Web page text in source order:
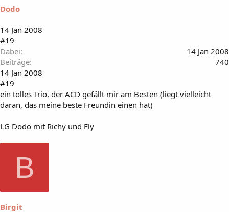
Dodo
14 Jan 2008
#19
Dabei
14 Jan 2008
Beiträge
740
14 Jan 2008
#19
ein tolles Trio, der ACD gefällt mir am Besten (liegt vielleicht
daran, das meine beste Freundin einen hat)
LG Dodo mit Richy und Fly
B
Birgit